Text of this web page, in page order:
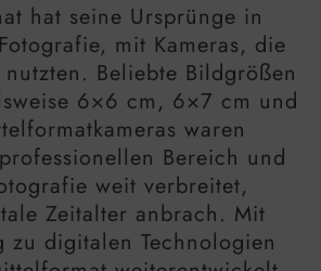
hat seine Ursprünge in
mit Kameras, die
nutzten. Beliebte Bildgrößen
6×6 cm, 6×7 cm und
waren
Bereich und
weit verbreitet,
Zeitalter anbrach. Mit
zu digitalen Technologien